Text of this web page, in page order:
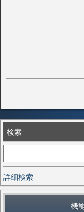
検索
詳細検索
機